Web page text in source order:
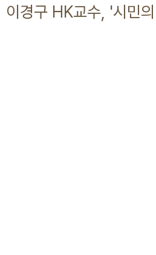
이경구 HK교수, '시민